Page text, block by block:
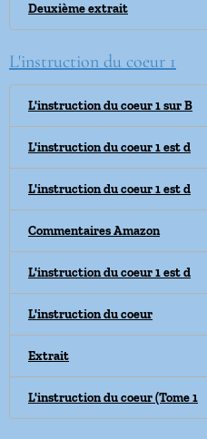
Deuxième extrait
L'instruction du coeur 1
L'instruction du coeur 1 sur B
L'instruction du coeur 1 est d
L'instruction du coeur 1 est d
Commentaires Amazon
L'instruction du coeur 1 est d
L'instruction du coeur
Extrait
L'instruction du coeur (Tome 1